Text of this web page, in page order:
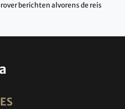
berichten alvorens de reis